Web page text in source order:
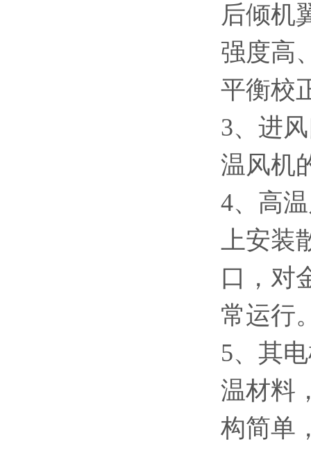
后倾机
强度高
平衡校
3、进
温风机
4、高
上安装
口，对
常运行
5、其
温材料
构简单